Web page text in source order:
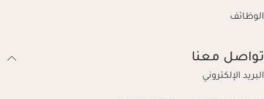
الوظائف
تواصل معنا
البريد الإلكتروني